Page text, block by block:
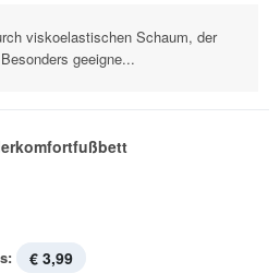
viskoelastischen Schaum, der
geeigne...
€ 3,99